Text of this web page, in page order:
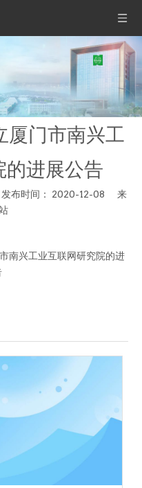
厦门市南兴工
的进展公告
布时间： 2020-12-08 来
南兴工业互联网研究院的进